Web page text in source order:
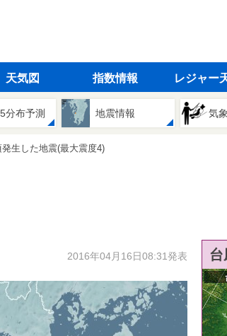
天気図 指数情報 レジャー
分布予測 地震情報 気
生した地震(最大震度4)
2016年04月16日08:31発表